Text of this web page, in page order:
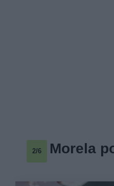
2/6 Morela